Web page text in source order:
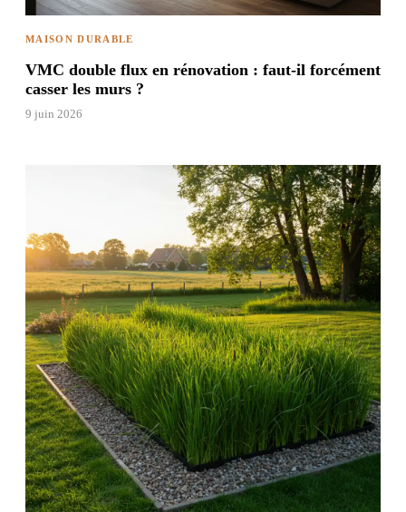
MAISON DURABLE
VMC double flux en rénovation : faut-il forcément
casser les murs ?
9 juin 2026